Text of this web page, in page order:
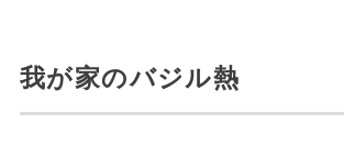
我が家のバジル熱